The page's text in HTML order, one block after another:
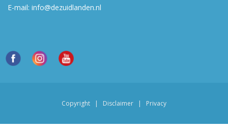
E-mail: info@dezuidlanden.nl
Copyright | Disclaimer | Privacy